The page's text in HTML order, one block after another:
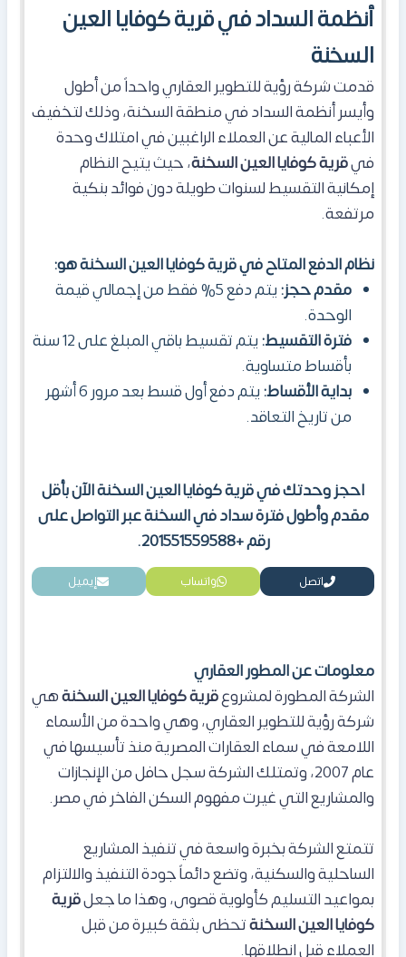
أنظمة السداد في قرية كوفايا العين
السخنة
قدمت شركة رؤية للتطوير العقاري واحداً من أطول
وأيسر أنظمة السداد في منطقة السخنة، وذلك لتخفيف
الأعباء المالية عن العملاء الراغبين في امتلاك وحدة
فيقرية كوفايا العين السخنة، حيث يتيح النظام
إمكانية التقسيط لسنوات طويلة دون فوائد بنكية
مرتفعة.
نظام الدفع المتاح في قرية كوفايا العين السخنة هو:
مقدم حجز:
يتم دفع 5% فقط من إجمالي قيمة
الوحدة.
فترة التقسيط:
يتم تقسيط باقي المبلغ على 12 سنة
بأقساط متساوية.
بداية الأقساط:
يتم دفع أول قسط بعد مرور 6 أشهر
من تاريخ التعاقد.
احجز وحدتك في قرية كوفايا العين السخنة الآن بأقل
مقدم وأطول فترة سداد في السخنة عبر التواصل على
رقم +201551559588.
اتصل واتساب إيميل
معلومات عن المطور العقاري
الشركة المطورة لمشروعقرية كوفايا العين السخنةهي
شركة رؤية للتطوير العقاري، وهي واحدة من الأسماء
اللامعة في سماء العقارات المصرية منذ تأسيسها في
عام 2007، وتمتلك الشركة سجل حافل من الإنجازات
والمشاريع التي غيرت مفهوم السكن الفاخر في مصر.
تتمتع الشركة بخبرة واسعة في تنفيذ المشاريع
الساحلية والسكنية، وتضع دائماً جودة التنفيذ والالتزام
بمواعيد التسليم كأولوية قصوى، وهذا ما جعلقرية
كوفايا العين السخنةتحظى بثقة كبيرة من قبل
العملاء قبل انطلاقها.